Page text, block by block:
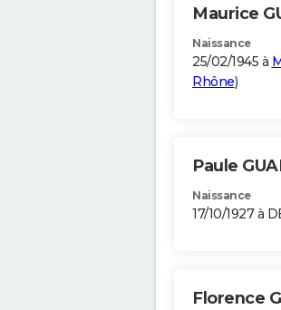
Maurice
Naissance
25/02/1945 à
Rhône)
Paule
Naissance
17/10/1927 à
Florence